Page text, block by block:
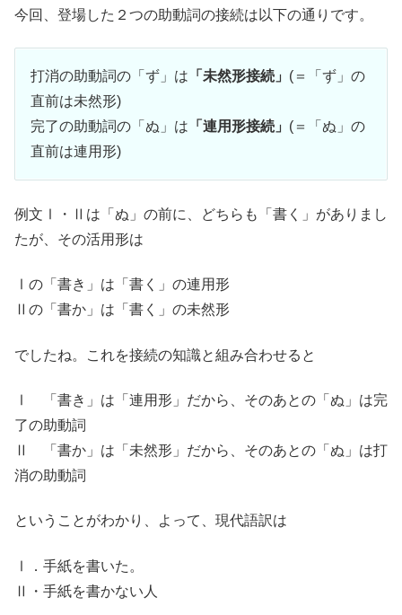
今回、登場した２つの助動詞の接続は以下の通りです。
打消の助動詞の「ず」は 「未然形接続」 (＝「ず」の
直前は未然形)
完了の助動詞の「ぬ」は 「連用形接続」 (＝「ぬ」の
直前は連用形)
例文Ⅰ・Ⅱは「ぬ」の前に、どちらも「書く」がありまし
たが、その活用形は
Ⅰの「書き」は「書く」の連用形
Ⅱの「書か」は「書く」の未然形
でしたね。これを接続の知識と組み合わせると
Ⅰ 「書き」は「連用形」だから、そのあとの「ぬ」は完
了の助動詞
Ⅱ 「書か」は「未然形」だから、そのあとの「ぬ」は打
消の助動詞
ということがわかり、よって、現代語訳は
Ⅰ．手紙を書いた。
Ⅱ・手紙を書かない人